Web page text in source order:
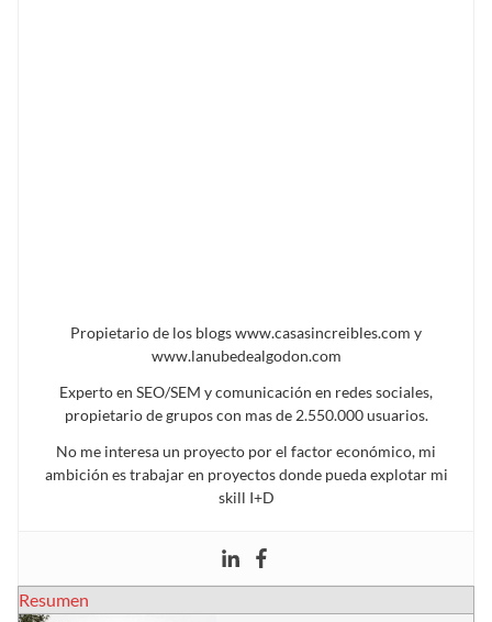
Propietario de los blogs www.casasincreibles.com y
www.lanubedealgodon.com
Experto en SEO/SEM y comunicación en redes sociales,
propietario de grupos con mas de 2.550.000 usuarios.
No me interesa un proyecto por el factor económico, mi
ambición es trabajar en proyectos donde pueda explotar mi
skill I+D
Resumen